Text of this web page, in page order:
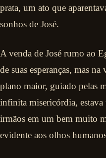
prata, um ato que
sonhos de José.
A venda de José rumo ao
de suas esperanças, mas
plano maior, guiado pelas
infinita misericórdia,
irmãos em um bem muito
evidente aos olhos